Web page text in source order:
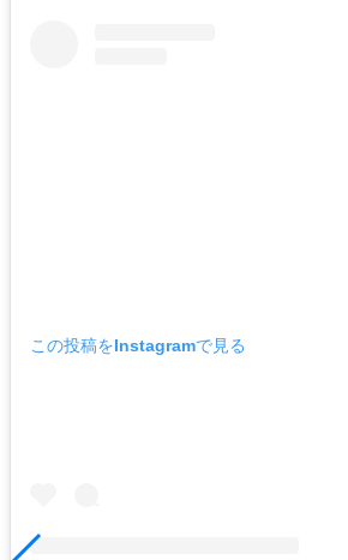
この投稿をInstagramで見る